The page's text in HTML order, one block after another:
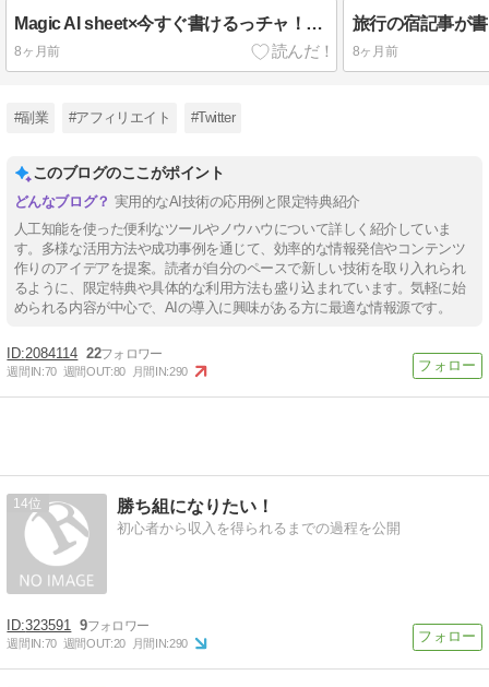
Magic AI sheet×今すぐ書けるっチャ！の活用方法
8ヶ月前 8ヶ月前
#副業 #アフィリエイト #Twitter
このブログのここがポイント
実用的なAI技術の応用例と限定特典紹介
人工知能を使った便利なツールやノウハウについて詳しく紹介していま
す。多様な活用方法や成功事例を通じて、効率的な情報発信やコンテンツ
作りのアイデアを提案。読者が自分のペースで新しい技術を取り入れられ
るように、限定特典や具体的な利用方法も盛り込まれています。気軽に始
められる内容が中心で、AIの導入に興味がある方に最適な情報源です。
2084114 22
週間IN:70 週間OUT:80 月間IN:290
14 勝ち組になりたい！
初心者から収入を得られるまでの過程を公開
323591 9
週間IN:70 週間OUT:20 月間IN:290